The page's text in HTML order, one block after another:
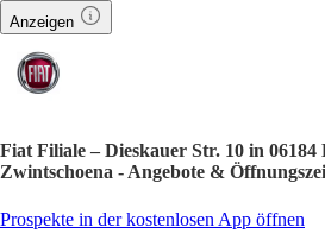
Anzeigen
Fiat Filiale – Dieskauer Str. 10 in 06184
Zwintschoena - Angebote &
Prospekte in der kostenlosen App öffnen